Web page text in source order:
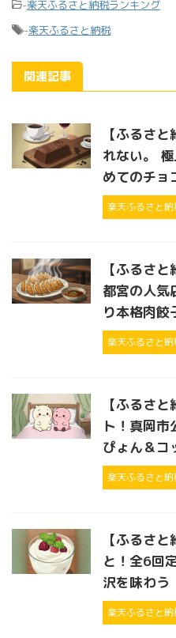
-楽天ふるさと納税ランキング
-楽天ふるさと納税
関連記事
【ふるさ
れない。
めてのチョ
楽天ふるさと
【ふるさ
都宮の人気
り本格肉餃
楽天ふるさと
【ふるさ
ト！真岡市
ぴょん＆コ
楽天ふるさと
【ふるさ
と！全6回
沢を味わう
楽天ふるさと